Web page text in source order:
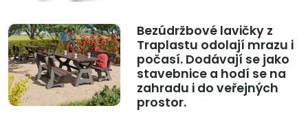
Bezúdržbové lavičky z
Traplastu odolají mrazu i
počasí. Dodávají se jako
stavebnice a hodí se na
zahradu i do veřejných
prostor.